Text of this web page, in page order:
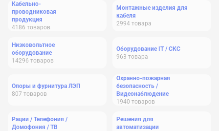
Кабельно-
проводниковая
продукция
4186 товаров
Монтажные изделия для
кабеля
2994 товара
Низковольтное
оборудование
14296 товаров
Оборудование IT / СКС
963 товара
Опоры и фурнитура ЛЭП
807 товаров
Охранно-пожарная
безопасность /
Видеонаблюдение
1940 товаров
Рации / Телефония /
Домофония / ТВ
Решения для
автоматизации